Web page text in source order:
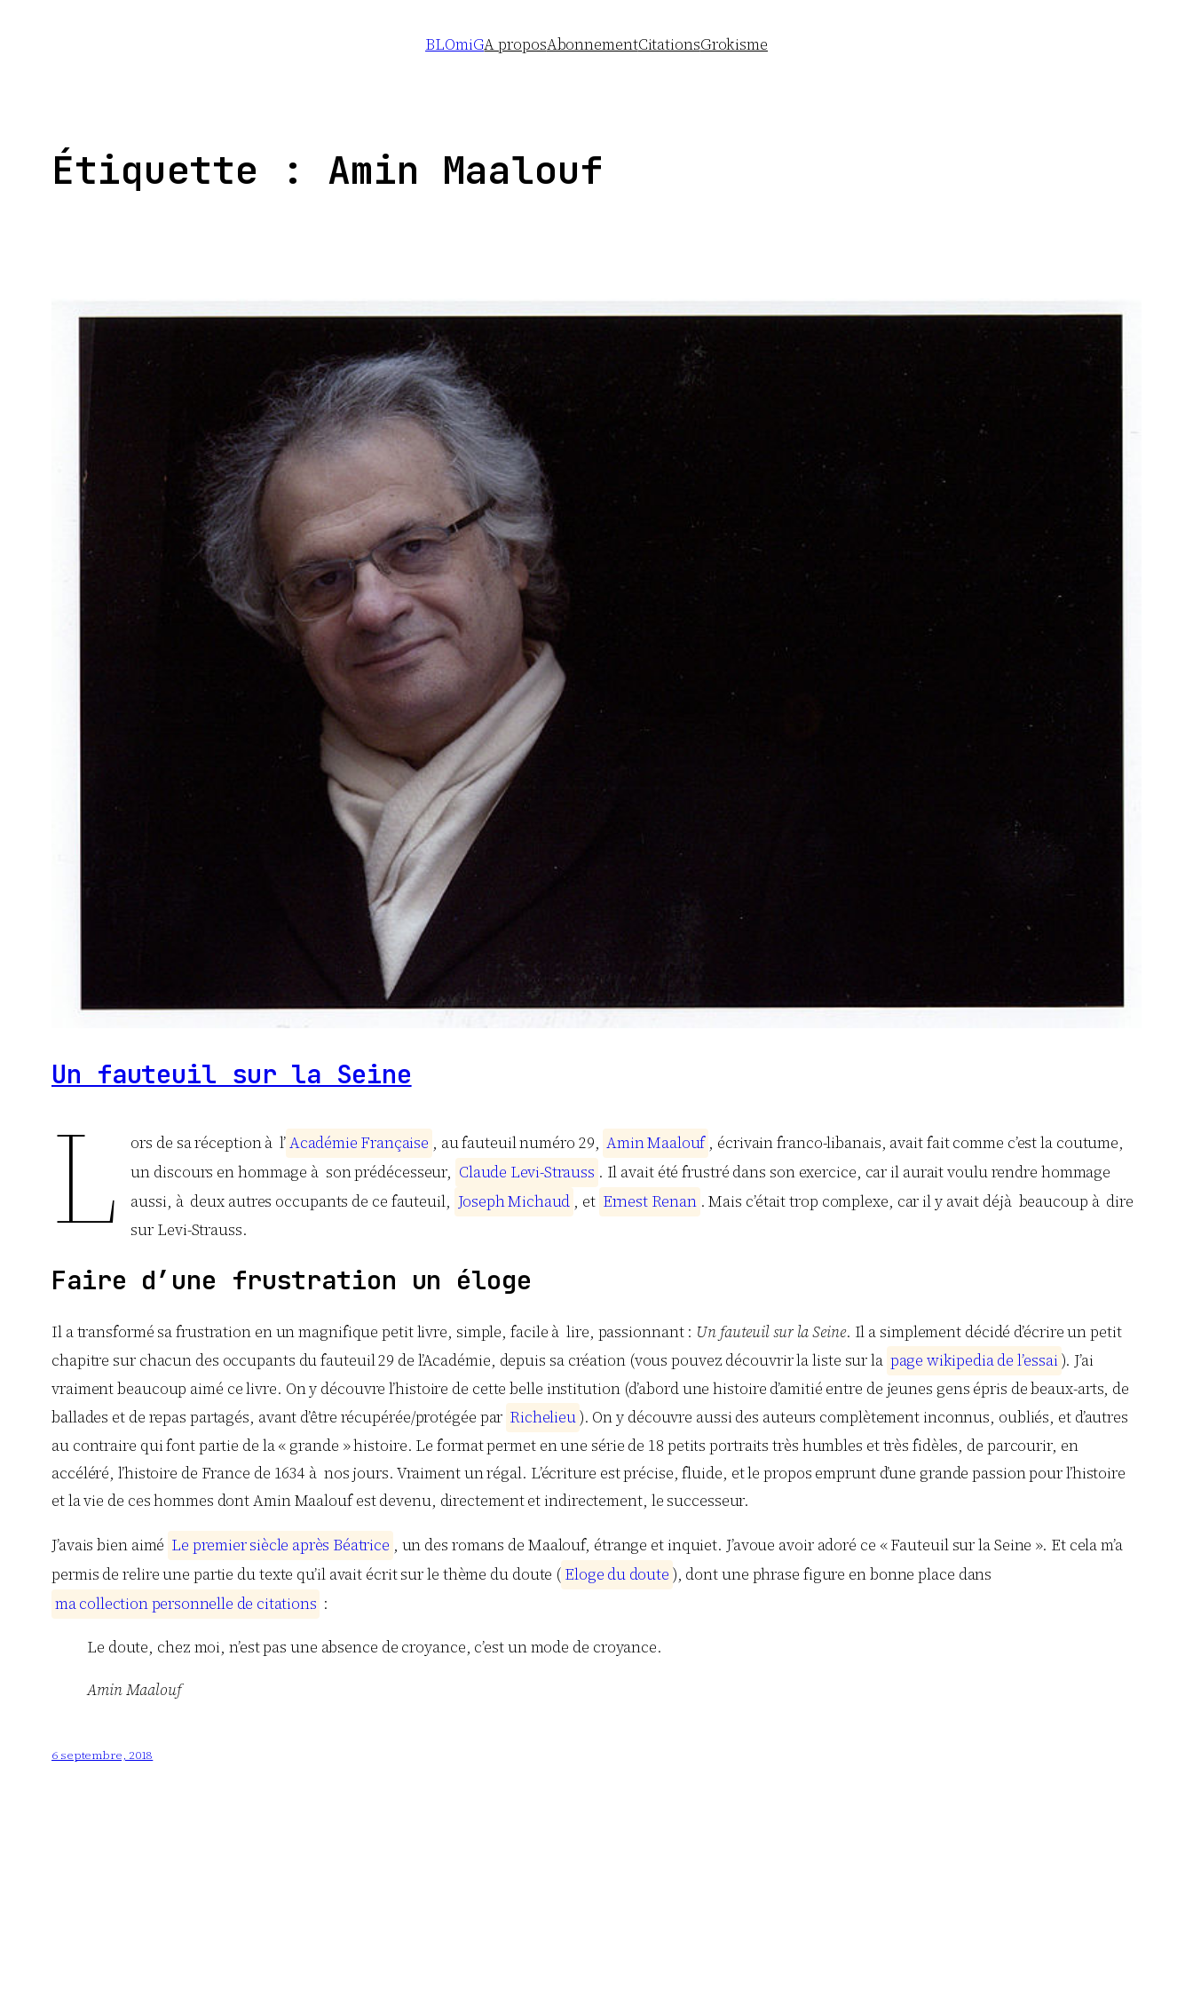
BLOmiGA proposAbonnementCitationsGrokisme
Étiquette : Amin Maalouf
Un fauteuil sur la Seine
L ors de sa réception à l’Académie Française , au fauteuil numéro 29, AminMaalouf , écrivain franco-libanais, avait fait comme c’est la coutume,
un discours en hommage à son prédécesseur, Claude Levi-Strauss . Il avait été frustré dans son exercice, car il aurait voulu rendre hommage
aussi, à deux autres occupants de ce fauteuil, JosephMichaud , et Ernest Renan . Mais c’était trop complexe, car il y avait déjà beaucoup à dire
sur Levi-Strauss.
Faire d’une frustration un éloge
Il a transformé sa frustration en un magnifique petit livre, simple, facile à lire, passionnant : Un fauteuil sur la Seine. Il a simplement décidé d’écrire un petit
chapitre sur chacun des occupants du fauteuil 29 de l’Académie, depuis sa création (vous pouvez découvrir la liste sur la page wikipediade l’essai). J’ai
vraiment beaucoup aimé ce livre. On y découvre l’histoire de cette belle institution (d’abord une histoire d’amitié entre de jeunes gens épris de beaux-arts, de
ballades et de repas partagés, avant d’être récupérée/protégée par Richelieu). On y découvre aussi des auteurs complètement inconnus, oubliés, et d’autres
au contraire qui font partie de la « grande » histoire. Le format permet en une série de 18 petits portraits très humbles et très fidèles, de parcourir, en
accéléré, l’histoire de France de 1634 à nos jours. Vraiment un régal. L’écriture est précise, fluide, et le propos emprunt d’une grande passion pour l’histoire
et la vie de ces hommes dont Amin Maalouf est devenu, directement et indirectement, le successeur.
J’avais bien aimé Le premiersiècle après Béatrice , un des romans de Maalouf, étrange et inquiet. J’avoue avoir adoré ce « Fauteuil sur la Seine ». Et cela m’a
permis de relire une partie du texte qu’il avait écrit sur le thème du doute ( Eloge du doute ), dont une phrase figure en bonne place dans
macollectionpersonnelle de citations :
Le doute, chez moi, n’est pas une absence de croyance, c’est un mode de croyance.
Amin Maalouf
6 septembre, 2018